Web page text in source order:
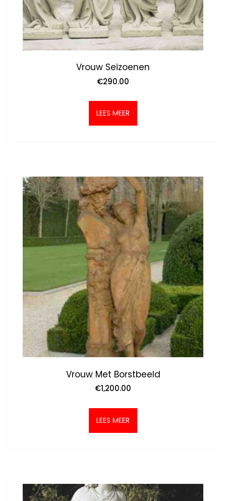
Vrouw Seizoenen
€290.00
LEES MEER
Vrouw Met Borstbeeld
€1,200.00
LEES MEER